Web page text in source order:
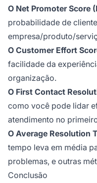
O Net Promoter Score
probabilidade de
empresa/produto/
O Customer Effort
facilidade da
organização.
O First Contact
como você pode lidar
atendimento no
O Average Resolution
tempo leva em média
problemas, e outras
Conclusão